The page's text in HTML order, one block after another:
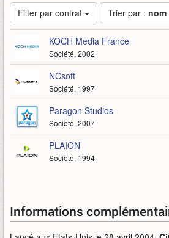
Filter par contrat Trier par : nom
KOCH Media France
Société, 2002
NCsoft
Société, 1997
Paragon Studios
Société, 2007
PLAION
Société, 1994
Informations